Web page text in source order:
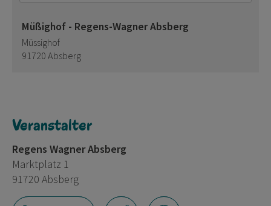
Müßighof - Regens-Wagner Absberg
Müssighof
91720 Absberg
Veranstalter
Regens Wagner Absberg
Marktplatz 1
91720 Absberg